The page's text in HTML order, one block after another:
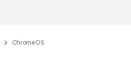
ChromeOS